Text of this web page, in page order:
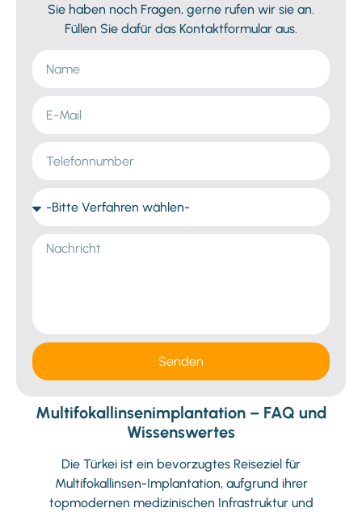
Sie haben noch Fragen, gerne rufen wir sie an.
Füllen Sie dafür das Kontaktformular aus.
Senden
Multifokallinsenimplantation – FAQ und
Wissenswertes
Die Türkei ist ein bevorzugtes Reiseziel für
Multifokallinsen-Implantation, aufgrund ihrer
topmodernen medizinischen Infrastruktur und